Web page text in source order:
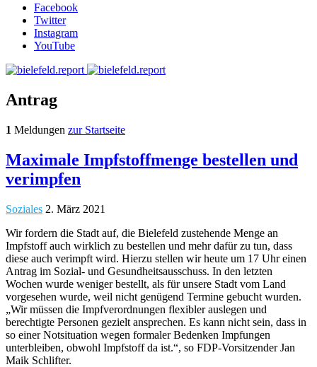
Facebook
Twitter
Instagram
YouTube
Antrag
1 Meldungen zur Startseite
Maximale Impfstoffmenge bestellen und
verimpfen
Soziales 2. März 2021
Wir fordern die Stadt auf, die Bielefeld zustehende Menge an
Impfstoff auch wirklich zu bestellen und mehr dafür zu tun, dass
diese auch verimpft wird. Hierzu stellen wir heute um 17 Uhr einen
Antrag im Sozial- und Gesundheitsausschuss. In den letzten
Wochen wurde weniger bestellt, als für unsere Stadt vom Land
vorgesehen wurde, weil nicht genügend Termine gebucht wurden.
„Wir müssen die Impfverordnungen flexibler auslegen und
berechtigte Personen gezielt ansprechen. Es kann nicht sein, dass in
so einer Notsituation wegen formaler Bedenken Impfungen
unterbleiben, obwohl Impfstoff da ist.“, so FDP-Vorsitzender Jan
Maik Schlifter.